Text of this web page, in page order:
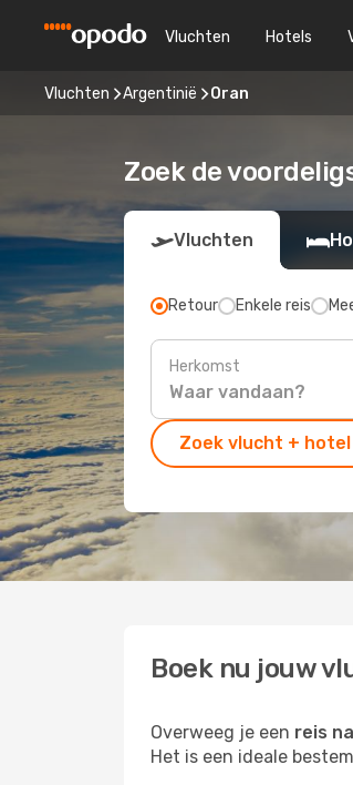
Vluchten Hotels
Vluchten Argentinië Oran
Zoek de
Vluchten
Retour Enkele reis
Herkomst
Zoek vlucht + hotel
Boek nu jouw
Overweeg je een reis
Het is een ideale